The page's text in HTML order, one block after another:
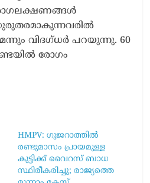
വിദഗ്ധര്‍ പറയുന്നു. 60
രോഗം
HMPV: ഗുജറാത്തിൽ
രണ്ടുമാസം പ്രായമുള്ള
കുട്ടിക്ക് വൈറസ് ബാധ
സ്ഥിരീകരിച്ചു; രാജ്യത്തെ